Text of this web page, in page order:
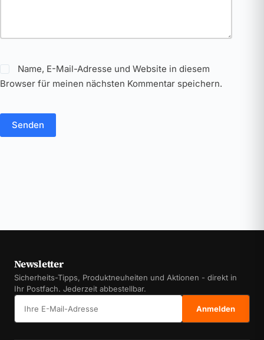
Name, E-Mail-Adresse und Website in diesem
Browser für meinen nächsten Kommentar speichern.
Senden
Newsletter
Sicherheits-Tipps, Produktneuheiten und Aktionen - direkt in
Ihr Postfach. Jederzeit abbestellbar.
Anmelden